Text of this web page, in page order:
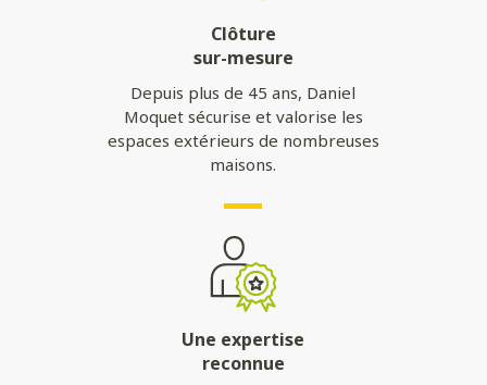
Clôture
sur-mesure
Depuis plus de 45 ans, Daniel
Moquet sécurise et valorise les
espaces extérieurs de nombreuses
maisons.
Une expertise
reconnue